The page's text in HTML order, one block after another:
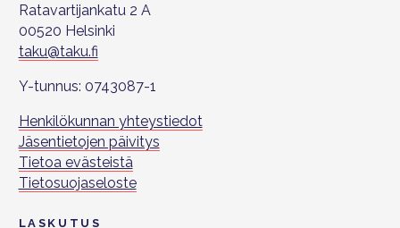
Ratavartijankatu 2 A
00520 Helsinki
taku@taku.fi
Y-tunnus: 0743087-1
Henkilökunnan yhteystiedot
Jäsentietojen päivitys
Tietoa evästeistä
Tietosuojaseloste
LASKUTUS